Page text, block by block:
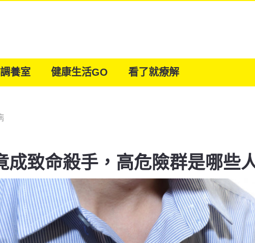
養室 健康生活GO 看了就療解
成致命殺手，高危險群是哪些